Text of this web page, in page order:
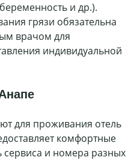
и др.).
грязи обязательна
врачом для
индивидуальной
для проживания отель
комфортные
сервиса и номера разных